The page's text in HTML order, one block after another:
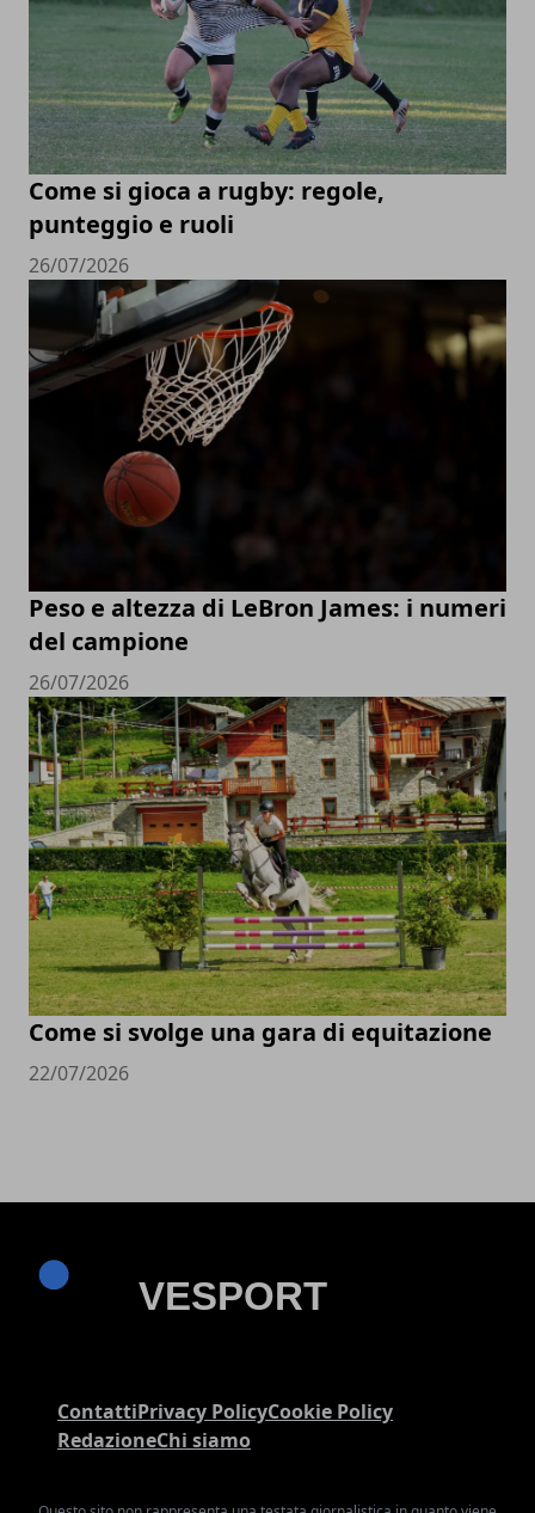
Come si gioca a rugby: regole,
punteggio e ruoli
26/07/2026
Peso e altezza di LeBron James: i numeri
del campione
26/07/2026
Come si svolge una gara di equitazione
22/07/2026
ContattiPrivacy PolicyCookie Policy
RedazioneChi siamo